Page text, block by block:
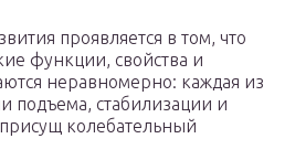
проявляется в том, что
функции, свойства и
неравномерно: каждая из
подъема, стабилизации и
колебательный